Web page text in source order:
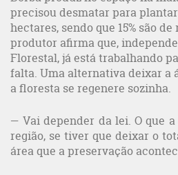
precisou desmatar para
hectares, sendo que 15% são
produtor afirma que,
Florestal, já está trabalhando
falta. Uma alternativa deixar a
a floresta se regenere sozinha.
— Vai depender da lei. O que
região, se tiver que deixar o
área que a preservação